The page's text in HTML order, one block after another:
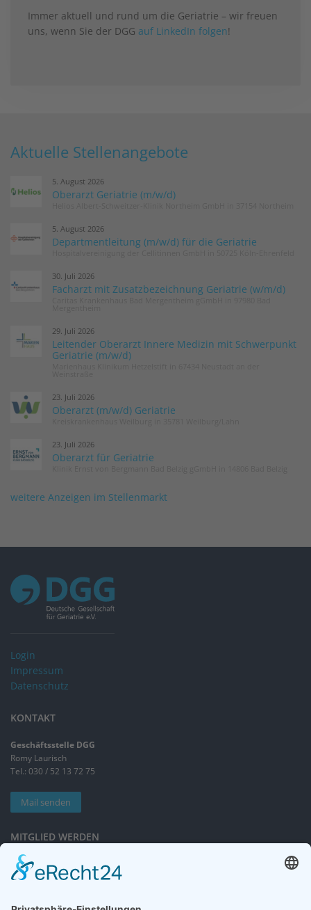
Immer aktuell und rund um die Geriatrie – wir freuen
uns, wenn Sie der DGG auf LinkedIn folgen!
Aktuelle Stellenangebote
5. August 2026
Oberarzt Geriatrie (m/w/d)
5. August 2026
Departmentleitung (m/w/d) für die Geriatrie
30. Juli 2026
Facharzt mit Zusatzbezeichnung Geriatrie (w/m/d)
29. Juli 2026
Leitender Oberarzt Innere Medizin mit Schwerpunkt
Geriatrie (m/w/d)
23. Juli 2026
Oberarzt (m/w/d) Geriatrie
23. Juli 2026
Oberarzt für Geriatrie
weitere Anzeigen im Stellenmarkt
Login
Impressum
Datenschutz
KONTAKT
Geschäftsstelle DGG
Romy Laurisch
Tel.: 030 / 52 13 72 75
Mail senden
MITGLIED WERDEN
Sieben gute Gründe
für Ihre Mitgliedschaft